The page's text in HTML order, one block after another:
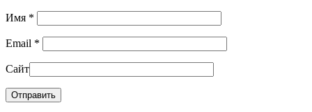
Имя *
Email *
Сайт